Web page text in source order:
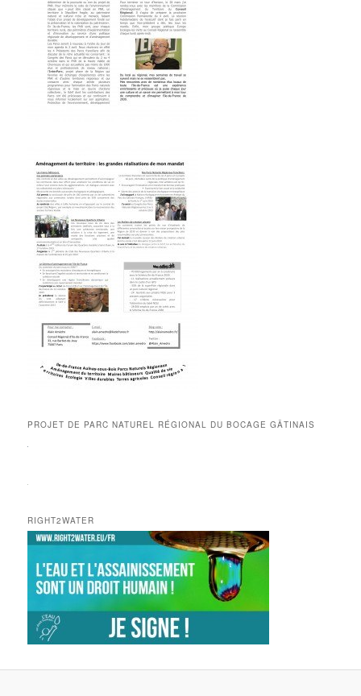
PROJET DE PARC NATUREL RÉGIONAL DU BOCAGE GÂTINAIS
RIGHT2WATER